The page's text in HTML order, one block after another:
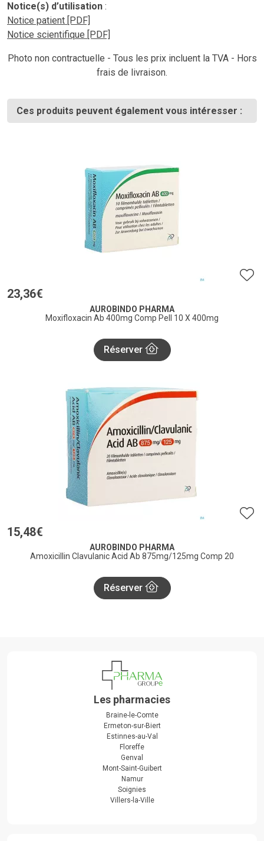
Notice(s) d’utilisation :
Notice patient [PDF]
Notice scientifique [PDF]
Photo non contractuelle - Tous les prix incluent la TVA - Hors
frais de livraison.
Ces produits peuvent également vous intéresser :
23,36€
AUROBINDO PHARMA
Moxifloxacin Ab 400mg Comp Pell 10 X 400mg
Réserver
15,48€
AUROBINDO PHARMA
Amoxicillin Clavulanic Acid Ab 875mg/125mg Comp 20
Réserver
Les pharmacies
Braine-le-Comte
Ermeton-sur-Biert
Estinnes-au-Val
Floreffe
Genval
Mont-Saint-Guibert
Namur
Soignies
Villers-la-Ville